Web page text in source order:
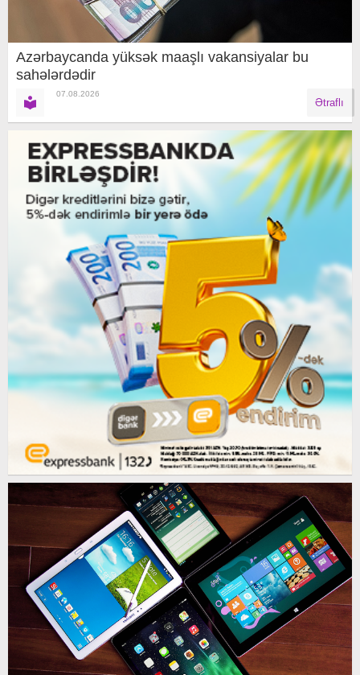
Azərbaycanda yüksək maaşlı vakansiyalar bu
sahələrdədir
07.08.2026
Ətraflı